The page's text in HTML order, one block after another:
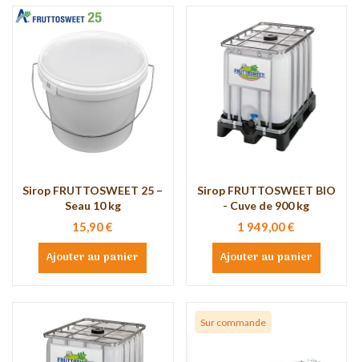
Sirop FRUTTOSWEET 25 –
Seau 10 kg
15,90 €
Ajouter au panier
Sirop FRUTTOSWEET BIO
- Cuve de 900 kg
1 949,00 €
Ajouter au panier
Sur commande